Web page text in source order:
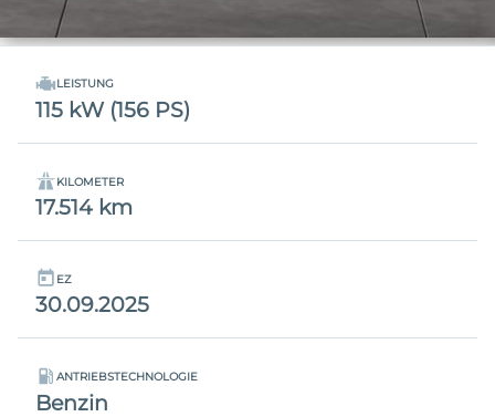
LEISTUNG
115 kW (156 PS)
KILOMETER
17.514 km
EZ
30.09.2025
ANTRIEBSTECHNOLOGIE
Benzin